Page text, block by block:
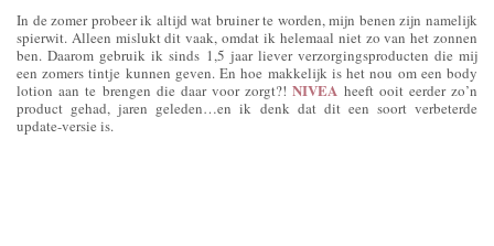
In de zomer probeer ik altijd wat bruiner te worden, mijn benen zijn namelijk
spierwit. Alleen mislukt dit vaak, omdat ik helemaal niet zo van het zonnen
ben. Daarom gebruik ik sinds 1,5 jaar liever verzorgingsproducten die mij
een zomers tintje kunnen geven. En hoe makkelijk is het nou om een body
lotion aan te brengen die daar voor zorgt?!NIVEA heeft ooit eerder zo’n
product gehad, jaren geleden…en ik denk dat dit een soort verbeterde
update-versie is.